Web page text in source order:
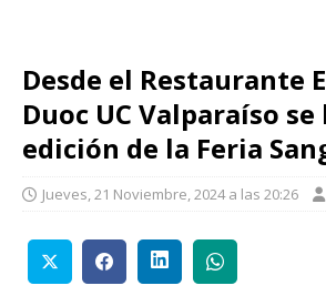
Desde el Restaurante
Duoc UC Valparaíso se
edición de la Feria
Jueves, 21 Noviembre, 2024 a las 20:26